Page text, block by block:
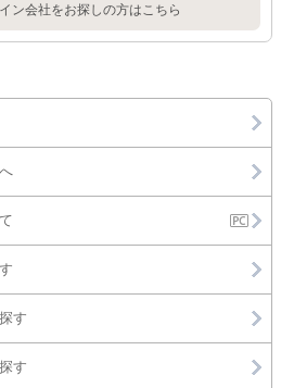
ン会社をお探しの方はこちら
す
す